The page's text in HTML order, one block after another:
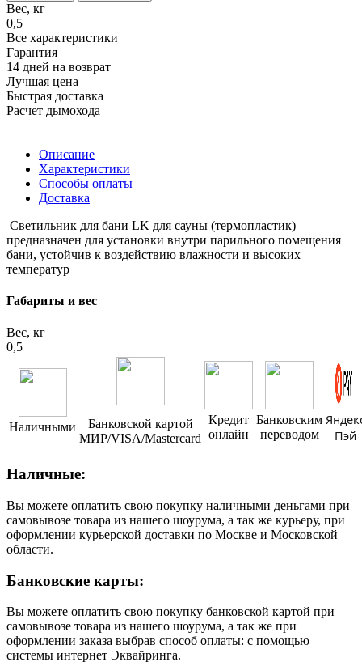
Вес, кг
0,5
Все характеристики
Гарантия
14 дней на возврат
Лучшая цена
Быстрая доставка
Расчет дымохода
Описание
Характеристики
Способы оплаты
Доставка
Светильник для бани LK для сауны (термопластик)
предназначен для установки внутри парильного помещения
бани, устойчив к воздействию влажности и высоких
температур
Габариты и вес
Вес, кг
0,5
Наличными
Банковской картой
МИР/VISA/Mastercard
Кредит
онлайн
Банковским
переводом
Пэй
Наличные:
Вы можете оплатить свою покупку наличными деньгами при
самовывозе товара из нашего шоурума, а так же курьеру, при
оформлении курьерской доставки по Москве и Московской
области.
Банковские карты:
Вы можете оплатить свою покупку банковской картой при
самовывозе товара из нашего шоурума, а так же при
оформлении заказа выбрав способ оплаты: с помощью
системы интернет Эквайринга.